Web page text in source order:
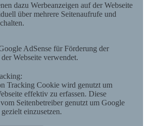
dazu Werbeanzeigen auf der Webseite
über mehrere Seitenaufrufe und
AdSense für Förderung der
Webseite verwendet.
Tracking Cookie wird genutzt um
effektiv zu erfassen. Diese
Seitenbetreiber genutzt um Google
einzusetzen.